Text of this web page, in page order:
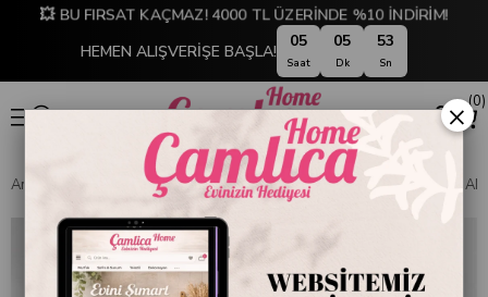
💥 BU FIRSAT KAÇMAZ! 4000 TL ÜZERİNDE %10 İNDİRİM!
HEMEN ALIŞVERİŞE BAŞLA!
05
Saat
05
Dk
52
Sn
0
Anasayfa SOFRA & MUTFAK PİŞİRME GEREÇLERİ TAVA VE
×